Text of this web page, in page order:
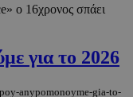
ο 16χρονος σπάει
για το 2026
anypomonoyme-gia-to-